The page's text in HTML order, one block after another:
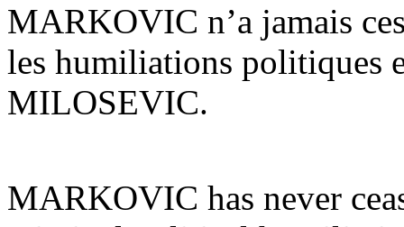
MARKOVIC n’a jamais
les humiliations politiques
MILOSEVIC.
MARKOVIC has never